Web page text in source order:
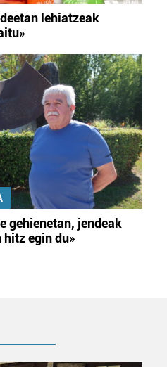
lehiatzeak
gehienetan, jendeak
egin du»